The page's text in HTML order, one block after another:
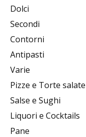
Dolci
Secondi
Contorni
Antipasti
Varie
Pizze e Torte salate
Salse e Sughi
Liquori e Cocktails
Pane